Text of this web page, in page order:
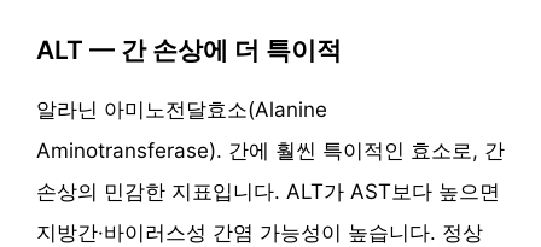
ALT — 간 손상에 더 특이적
알라닌 아미노전달효소(Alanine
Aminotransferase). 간에 훨씬 특이적인 효소로, 간
손상의 민감한 지표입니다. ALT가 AST보다 높으면
지방간·바이러스성 간염 가능성이 높습니다. 정상